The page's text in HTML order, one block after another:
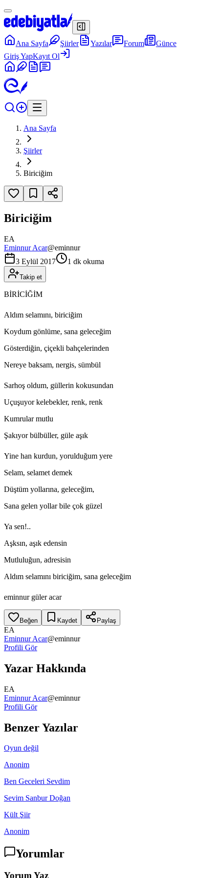
Ana Sayfa Şiirler Yazılar Forum
Günce
Giriş YapKayıt Ol
Ana Sayfa
Şiirler
Biriciğim
Biriciğim
EA
Eminnur Acar@eminnur
3 Eylül 2017
1 dk okuma
Takip et
BİRİCİĞİM
Aldım selamını, biriciğim
Koydum gönlüme, sana geleceğim
Gösterdiğin, çiçekli bahçelerinden
Nereye baksam, nergis, sümbül
Sarhoş oldum, güllerin kokusundan
Uçuşuyor kelebekler, renk, renk
Kumrular mutlu
Şakıyor bülbüller, güle aşık
Yine han kurdun, yorulduğum yere
Selam, selamet demek
Düştüm yollarına, geleceğim,
Sana gelen yollar bile çok güzel
Ya sen!..
Aşksın, aşık edensin
Mutluluğun, adresisin
Aldım selamını biriciğim, sana geleceğim
eminnur güler acar
Beğen Kaydet Paylaş
EA
Eminnur Acar@eminnur
Profili Gör
Yazar Hakkında
EA
Eminnur Acar@eminnur
Profili Gör
Benzer Yazılar
Oyun değil
Anonim
Ben Geceleri Sevdim
Sevim Sanbur Doğan
Kült Şiir
Anonim
Yorumlar
Yorum Yaz